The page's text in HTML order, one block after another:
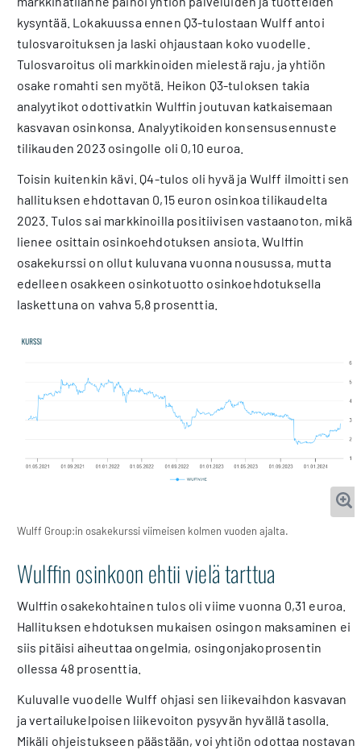
kysyntää. Lokakuussa ennen Q3-tulostaan Wulff antoi
tulosvaroituksen ja laski ohjaustaan koko vuodelle.
Tulosvaroitus oli markkinoiden mielestä raju, ja yhtiön
osake romahti sen myötä. Heikon Q3-tuloksen takia
analyytikot odottivatkin Wulffin joutuvan katkaisemaan
kasvavan osinkonsa. Analyytikoiden konsensusennuste
tilikauden 2023 osingolle oli 0,10 euroa.
Toisin kuitenkin kävi. Q4-tulos oli hyvä ja Wulff ilmoitti sen
hallituksen ehdottavan 0,15 euron osinkoa tilikaudelta
2023. Tulos sai markkinoilla positiivisen vastaanoton, mikä
lienee osittain osinkoehdotuksen ansiota. Wulffin
osakekurssi on ollut kuluvana vuonna nousussa, mutta
edelleen osakkeen osinkotuotto osinkoehdotuksella
laskettuna on vahva 5,8 prosenttia.
Wulff Group:in osakekurssi viimeisen kolmen vuoden ajalta.
Wulffin osinkoon ehtii vielä tarttua
Wulffin osakekohtainen tulos oli viime vuonna 0,31 euroa.
Hallituksen ehdotuksen mukaisen osingon maksaminen ei
siis pitäisi aiheuttaa ongelmia, osingonjakoprosentin
ollessa 48 prosenttia.
Kuluvalle vuodelle Wulff ohjasi sen liikevaihdon kasvavan
ja vertailukelpoisen liikevoiton pysyvän hyvällä tasolla.
Mikäli ohjeistukseen päästään, voi yhtiön odottaa nostavan